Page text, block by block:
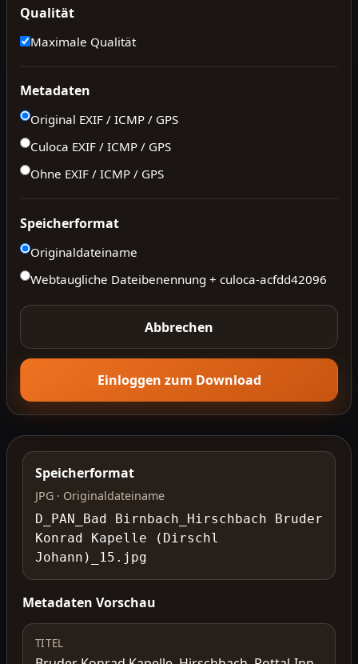
Qualität
Maximale Qualität
Metadaten
Original EXIF / ICMP / GPS
Culoca EXIF / ICMP / GPS
Ohne EXIF / ICMP / GPS
Speicherformat
Originaldateiname
Webtaugliche Dateibenennung + culoca-acfdd42096
Abbrechen
Einloggen zum Download
Speicherformat
JPG · Originaldateiname
D_PAN_Bad Birnbach_Hirschbach Bruder
Konrad Kapelle (Dirschl
Johann)_15.jpg
Metadaten Vorschau
TITEL